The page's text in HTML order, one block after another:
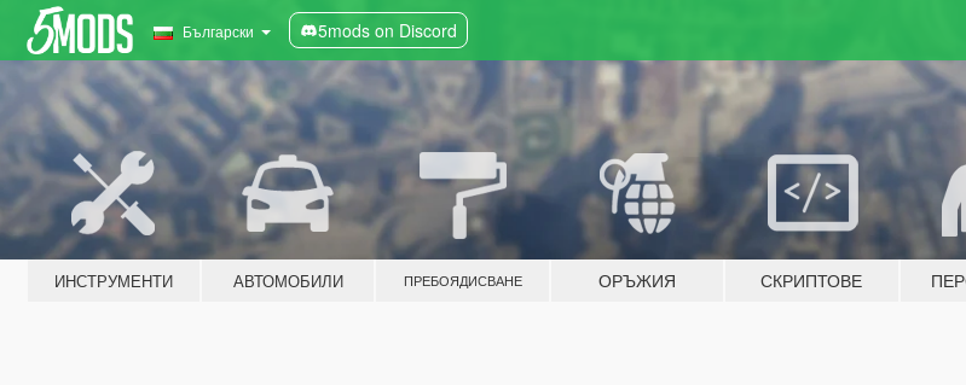
Български 5mods on Discord
ИНСТРУМЕНТИ АВТОМОБИЛИ ПРЕБОЯДИСВАНЕ ОРЪЖИЯ СКРИПТОВЕ